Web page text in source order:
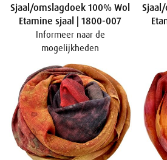
Sjaal/omslagdoek 100% Wol
Etamine sjaal | 1800-007
Informeer naar de
mogelijkheden